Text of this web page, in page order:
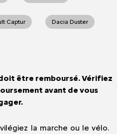
Captur Dacia Duster
être remboursé. Vérifiez
avant de vous
la marche ou le vélo.